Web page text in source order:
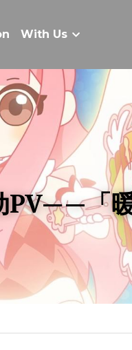
With Us
PV——「